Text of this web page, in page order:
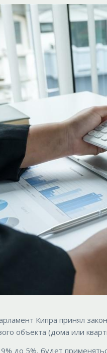
Кипра принял
объекта (дома или
до 5%, будет